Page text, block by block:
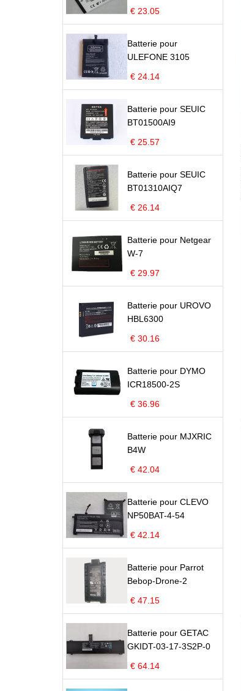
€ 23.05
Batterie pour
ULEFONE 3105
€ 24.14
Batterie pour SEUIC
BT01500AI9
€ 25.57
Batterie pour SEUIC
BT01310AIQ7
€ 26.14
Batterie pour Netgear
W-7
€ 29.97
Batterie pour UROVO
HBL6300
€ 30.16
Batterie pour DYMO
ICR18500-2S
€ 36.96
Batterie pour MJXRIC
B4W
€ 42.04
Batterie pour CLEVO
NP50BAT-4-54
€ 42.14
Batterie pour Parrot
Bebop-Drone-2
€ 47.15
Batterie pour GETAC
GKIDT-03-17-3S2P-0
€ 64.14